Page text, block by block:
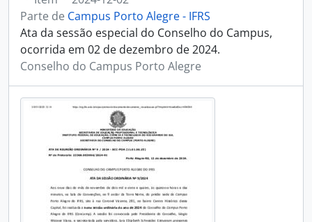
Parte de Campus Porto Alegre - IFRS
Ata da sessão especial do Conselho do Campus,
ocorrida em 02 de dezembro de 2024.
Conselho do Campus Porto Alegre